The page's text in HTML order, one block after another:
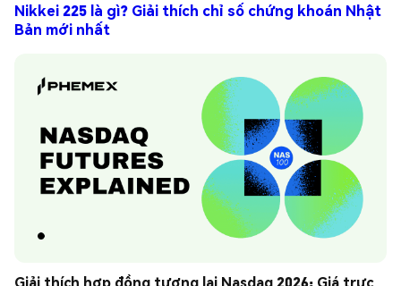
Nikkei 225 là gì? Giải thích chỉ số chứng khoán Nhật
Bản mới nhất
Giải thích hợp đồng tương lai Nasdaq 2026: Giá trực